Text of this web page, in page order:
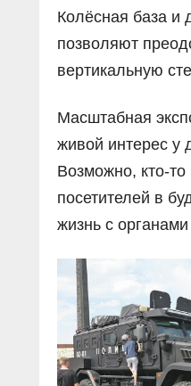
Колёсная база и
позволяют
вертикальную
Масштабная
живой интерес у
Возможно, кто-
посетителей в
жизнь с